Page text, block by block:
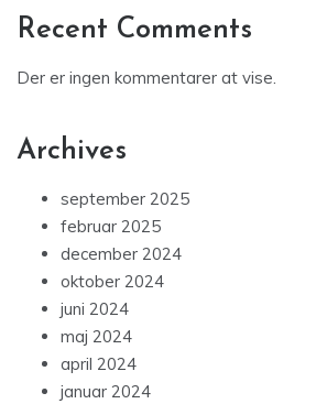
Recent Comments
Der er ingen kommentarer at vise.
Archives
september 2025
februar 2025
december 2024
oktober 2024
juni 2024
maj 2024
april 2024
januar 2024